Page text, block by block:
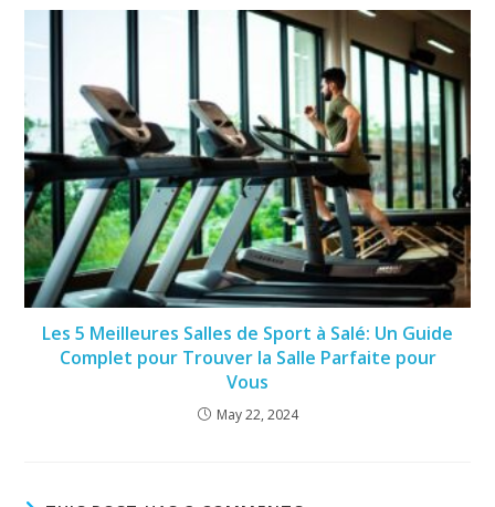
Les 5 Meilleures Salles de Sport à Salé: Un Guide
Complet pour Trouver la Salle Parfaite pour
Vous
May 22, 2024